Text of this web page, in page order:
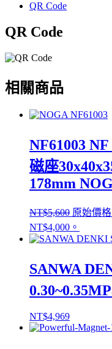
QR Code
QR Code
相關商品
NF61003
磁座
178mm
NT$5,600 原始價格
NT$4,000。
SANWA
NT$4,969